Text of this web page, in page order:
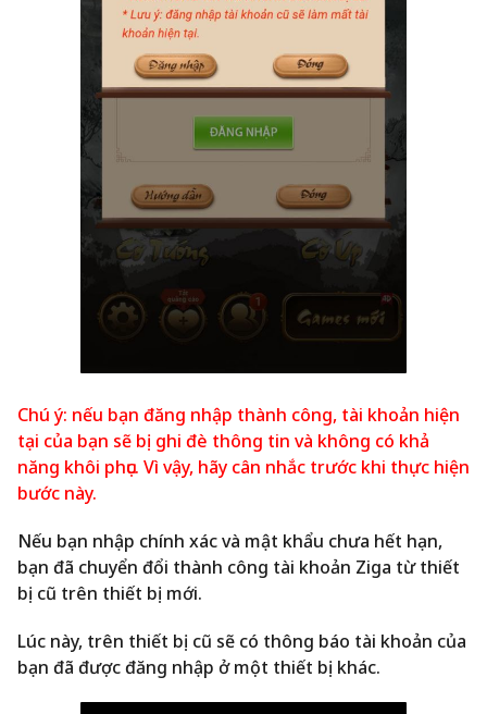
Chú ý: nếu bạn đăng nhập thành công, tài khoản hiện
tại của bạn sẽ bị ghi đè thông tin và không có khả
năng khôi phục. Vì vậy, hãy cân nhắc trước khi thực hiện
bước này.
Nếu bạn nhập chính xác và mật khẩu chưa hết hạn,
bạn đã chuyển đổi thành công tài khoản Ziga từ thiết
bị cũ trên thiết bị mới.
Lúc này, trên thiết bị cũ sẽ có thông báo tài khoản của
bạn đã được đăng nhập ở một thiết bị khác.